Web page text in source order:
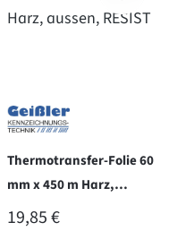
Thermotransfer-Folie 60
mm x 450 m Harz,
aussen, RESIST
REGULÄRER PREIS:
19,85 €